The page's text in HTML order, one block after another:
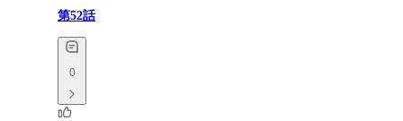
第52話
0